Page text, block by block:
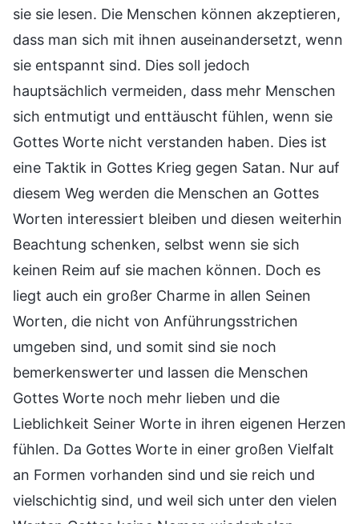
sie sie lesen. Die Menschen können akzeptieren,
dass man sich mit ihnen auseinandersetzt, wenn
sie entspannt sind. Dies soll jedoch
hauptsächlich vermeiden, dass mehr Menschen
sich entmutigt und enttäuscht fühlen, wenn sie
Gottes Worte nicht verstanden haben. Dies ist
eine Taktik in Gottes Krieg gegen Satan. Nur auf
diesem Weg werden die Menschen an Gottes
Worten interessiert bleiben und diesen weiterhin
Beachtung schenken, selbst wenn sie sich
keinen Reim auf sie machen können. Doch es
liegt auch ein großer Charme in allen Seinen
Worten, die nicht von Anführungsstrichen
umgeben sind, und somit sind sie noch
bemerkenswerter und lassen die Menschen
Gottes Worte noch mehr lieben und die
Lieblichkeit Seiner Worte in ihren eigenen Herzen
fühlen. Da Gottes Worte in einer großen Vielfalt
an Formen vorhanden sind und sie reich und
vielschichtig sind, und weil sich unter den vielen